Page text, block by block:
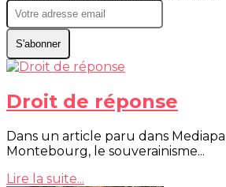
S'abonner
Droit de réponse
Dans un article paru dans
Montebourg, le souverainisme...
Lire la suite...